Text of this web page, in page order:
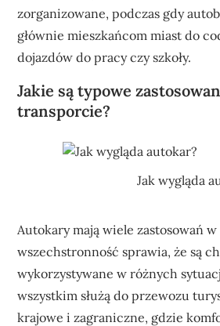
zorganizowane, podczas gdy
głównie mieszkańcom miast do
dojazdów do pracy czy szkoły.
Jakie są typowe
transporcie?
Jak wygląda
Autokary mają wiele zastosowań
wszechstronność sprawia, że są
wykorzystywane w różnych
wszystkim służą do przewozu
krajowe i zagraniczne, gdzie